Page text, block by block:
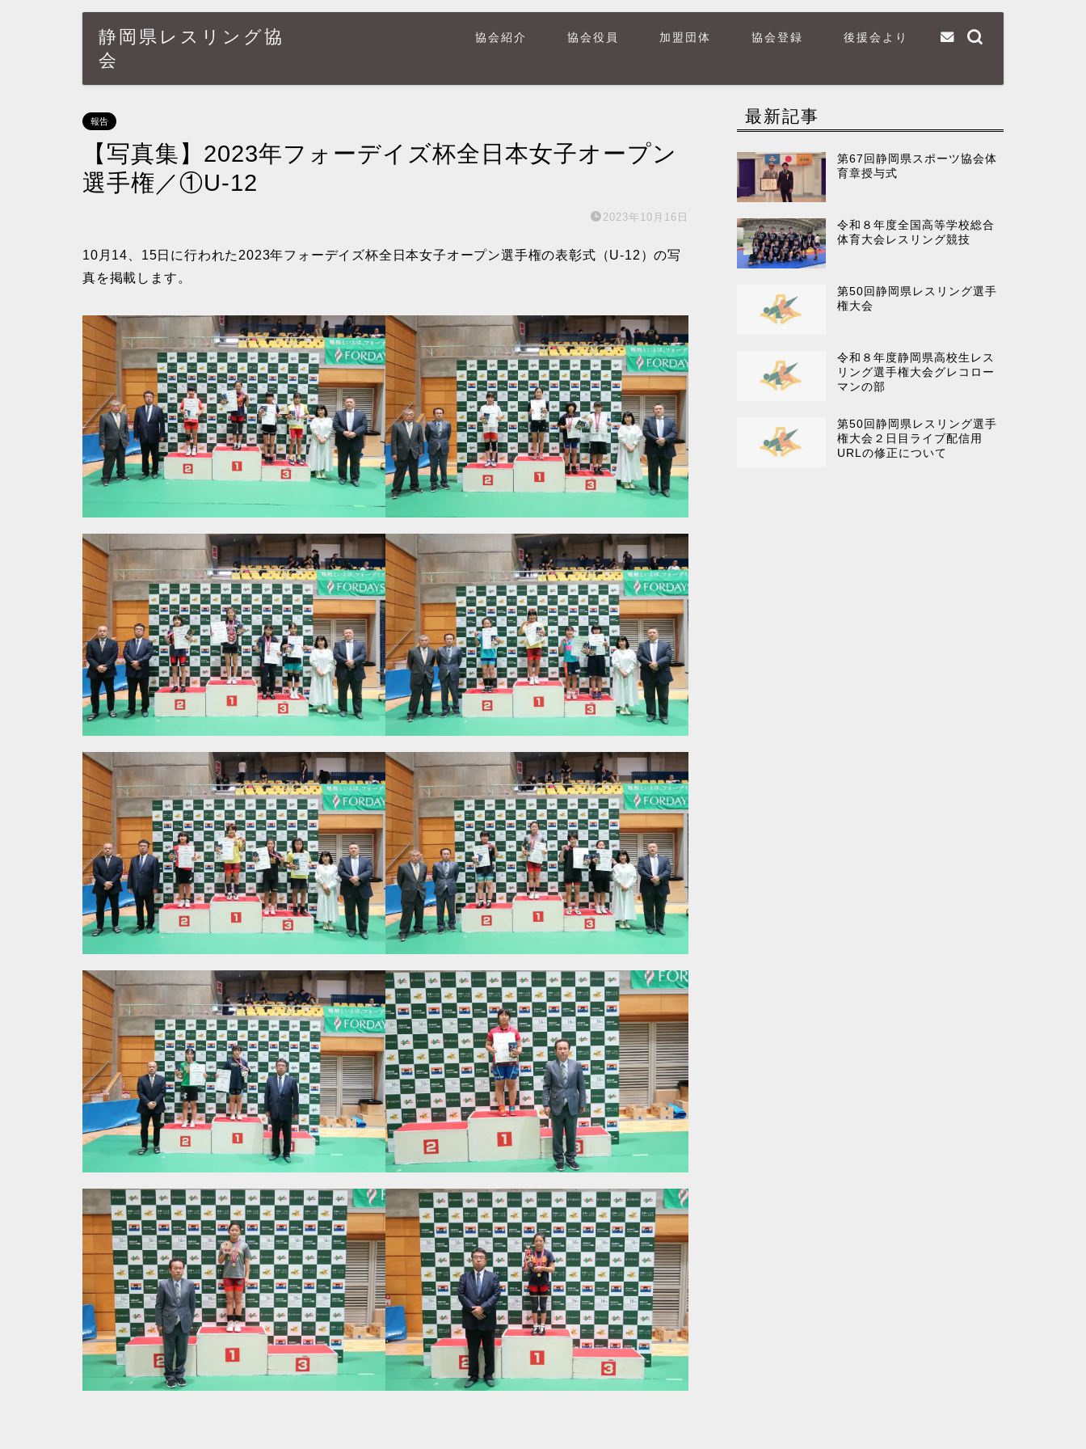
静岡県レスリング協
会
協会紹介 協会役員 加盟団体 協会登録 後援会より
報告
【写真集】2023年フォーデイズ杯全日本女子オープン
選手権／①U-12
2023年10月16日
10月14、15日に行われた2023年フォーデイズ杯全日本女子オープン選手権の表彰式（U-12）の写
真を掲載します。
最新記事
第67回静岡県スポーツ協会体
育章授与式
令和８年度全国高等学校総合
体育大会レスリング競技
第50回静岡県レスリング選手
権大会
令和８年度静岡県高校生レス
リング選手権大会グレコロー
マンの部
第50回静岡県レスリング選手
権大会２日目ライブ配信用
URLの修正について